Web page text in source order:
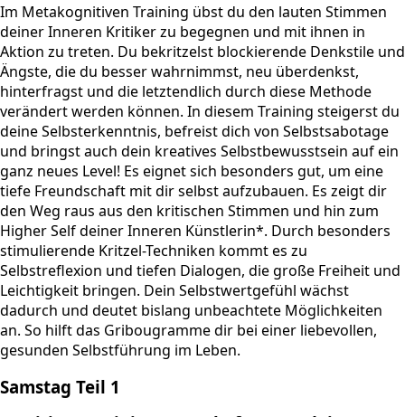
Im Metakognitiven Training übst du den lauten Stimmen
deiner Inneren Kritiker zu begegnen und mit ihnen in
Aktion zu treten. Du bekritzelst blockierende Denkstile und
Ängste, die du besser wahrnimmst, neu überdenkst,
hinterfragst und die letztendlich durch diese Methode
verändert werden können. In diesem Training steigerst du
deine Selbsterkenntnis, befreist dich von Selbstsabotage
und bringst auch dein kreatives Selbstbewusstsein auf ein
ganz neues Level! Es eignet sich besonders gut, um eine
tiefe Freundschaft mit dir selbst aufzubauen. Es zeigt dir
den Weg raus aus den kritischen Stimmen und hin zum
Higher Self deiner Inneren Künstlerin*. Durch besonders
stimulierende Kritzel-Techniken kommt es zu
Selbstreflexion und tiefen Dialogen, die große Freiheit und
Leichtigkeit bringen. Dein Selbstwertgefühl wächst
dadurch und deutet bislang unbeachtete Möglichkeiten
an. So hilft das Gribougramme dir bei einer liebevollen,
gesunden Selbstführung im Leben.
Samstag Teil 1